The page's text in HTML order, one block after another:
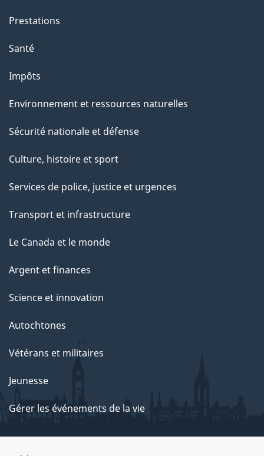
e
p
g
e
Prestations
Santé
Impôts
Environnement et ressources naturelles
Sécurité nationale et défense
Culture, histoire et sport
Services de police, justice et urgences
Transport et infrastructure
Le Canada et le monde
Argent et finances
Science et innovation
Autochtones
Vétérans et militaires
Jeunesse
Gérer les événements de la vie